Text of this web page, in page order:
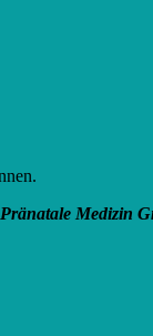
Medizin